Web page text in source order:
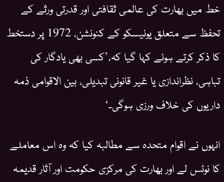
خط میں بھارت کی عالمی ثقافتی اور قدرتی ورثے کے
تحفظ سے متعلق یونیسکو کے کنونشن، 1972 پر دستخط
کا ذکر کرتے ہوئے کہا گیا کہ،’کسی بھی یادگار کی
تباہی، نظراندازی یا غیر قانونی تبدیلی، بین الاقوامی ذمہ
داریوں کی خلاف ورزی ہوگی۔‘
انہوں نے اقوام متحدہ سے مطالبہ کیا کہ وہ اس معاملے
کا نوٹس لے اور بھارت کی مرکزی حکومت اور آثار قدیمہ